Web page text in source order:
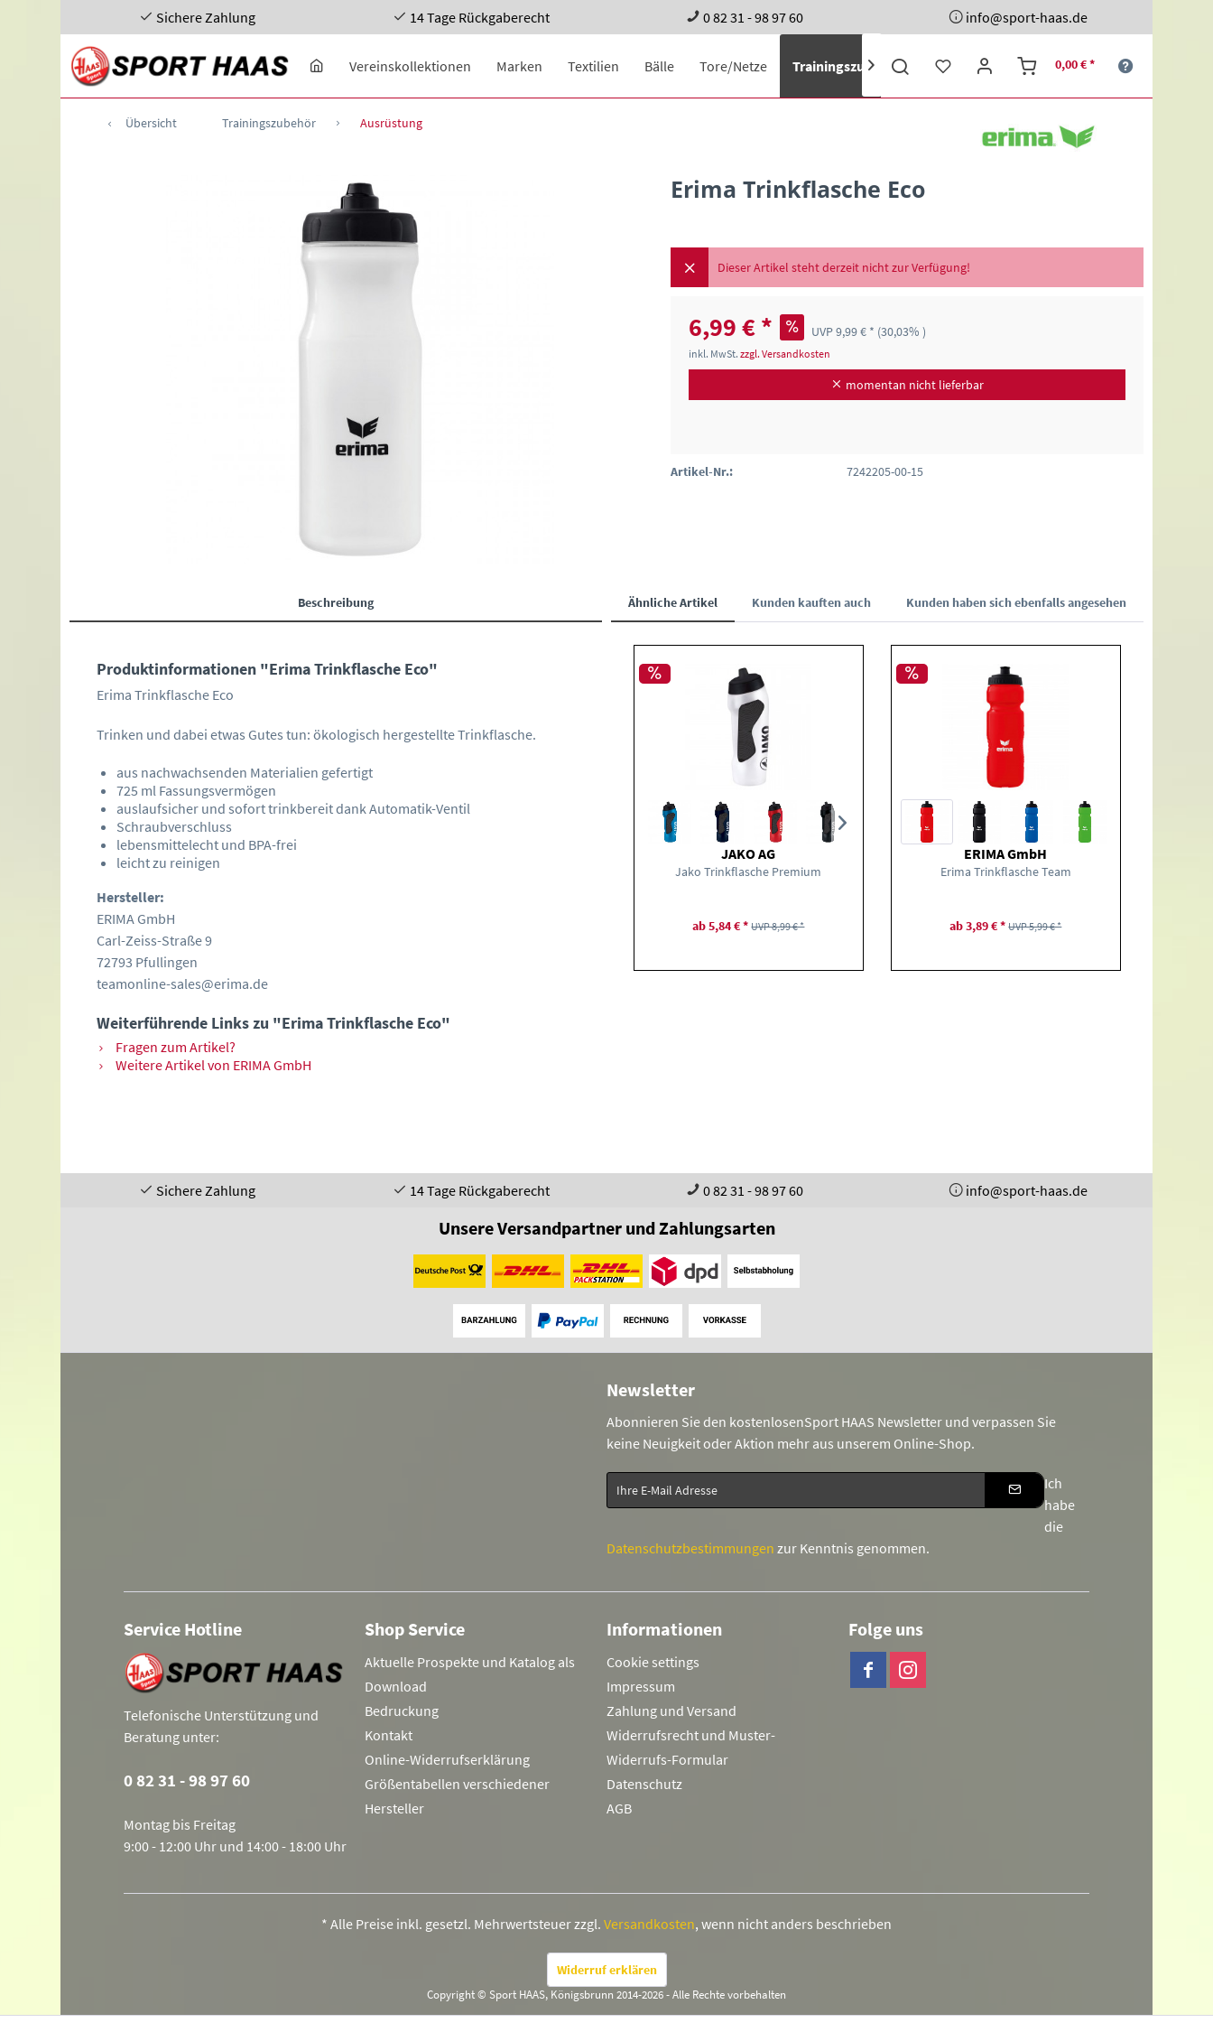
Sichere Zahlung 14 Tage Rückgaberecht 0 82 31 - 98 97 60 info@sport-haas.de
Vereinskollektionen Marken Textilien Bälle Tore/Netze Trainingszubehör Ehrenpreise Sporttaschen
 0,00 € *
Übersicht Trainingszubehör Ausrüstung
Erima Trinkflasche Eco
Dieser Artikel steht derzeit nicht zur Verfügung!
6,99 € * UVP 9,99 € * (30,03% )
inkl. MwSt.zzgl. Versandkosten
momentan nicht lieferbar
Artikel-Nr.: 7242205-00-15
Beschreibung
Produktinformationen "Erima Trinkflasche Eco"
Erima Trinkflasche Eco
Trinken und dabei etwas Gutes tun: ökologisch hergestellte Trinkflasche.
aus nachwachsenden Materialien gefertigt
725 ml Fassungsvermögen
auslaufsicher und sofort trinkbereit dank Automatik-Ventil
Schraubverschluss
lebensmittelecht und BPA-frei
leicht zu reinigen
Hersteller:
ERIMA GmbH
Carl-Zeiss-Straße 9
72793 Pfullingen
teamonline-sales@erima.de
Weiterführende Links zu "Erima Trinkflasche Eco"
Fragen zum Artikel?
Weitere Artikel von ERIMA GmbH
Ähnliche Artikel Kunden kauften auch Kunden haben sich ebenfalls angesehen
JAKO AG
Jako Trinkflasche Premium
ab 5,84 € * UVP 8,99 € *
ERIMA GmbH
Erima Trinkflasche Team
ab 3,89 € * UVP 5,99 € *
Sichere Zahlung 14 Tage Rückgaberecht 0 82 31 - 98 97 60 info@sport-haas.de
Unsere Versandpartner und Zahlungsarten
Newsletter
Abonnieren Sie den kostenlosenSport HAAS Newsletter und verpassen Sie
keine Neuigkeit oder Aktion mehr aus unserem Online-Shop.
Ich
habe
die
Datenschutzbestimmungen zur Kenntnis genommen.
Service Hotline
Telefonische Unterstützung und
Beratung unter:
0 82 31 - 98 97 60
Montag bis Freitag
9:00 - 12:00 Uhr und 14:00 - 18:00 Uhr
Shop Service
Aktuelle Prospekte und Katalog als
Download
Bedruckung
Kontakt
Online-Widerrufserklärung
Größentabellen verschiedener
Hersteller
Informationen
Cookie settings
Impressum
Zahlung und Versand
Widerrufsrecht und Muster-
Widerrufs-Formular
Datenschutz
AGB
Folge uns
* Alle Preise inkl. gesetzl. Mehrwertsteuer zzgl. Versandkosten, wenn nicht anders beschrieben
Widerruf erklären
Copyright © Sport HAAS, Königsbrunn 2014-2026 - Alle Rechte vorbehalten